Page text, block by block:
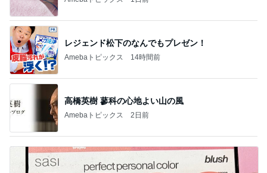
レジェンド松下のなんでもプレゼン！
Amebaトピックス 14時間前
高橋英樹 蓼科の心地よい山の風
Amebaトピックス 2日前